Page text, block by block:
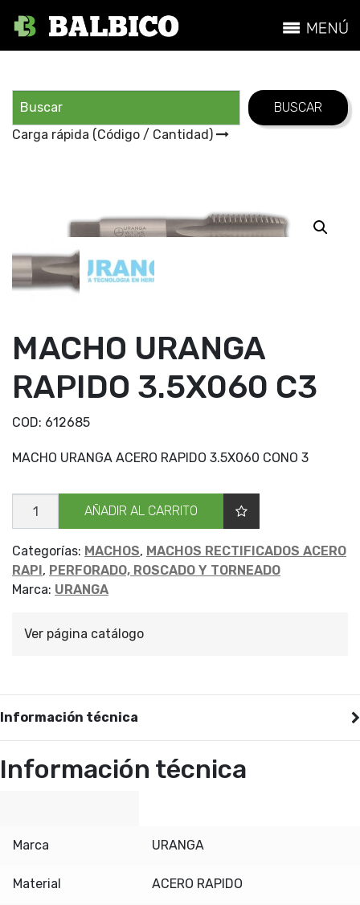
Carga rápida (Código / Cantidad)
MACHO URANGA
RAPIDO 3.5X060 C3
COD: 612685
MACHO URANGA ACERO RAPIDO 3.5X060 CONO 3
MACHO
URANGA
RAPIDO
C3
cantidad
AÑADIR AL CARRITO
Categorías: MACHOS, MACHOS RECTIFICADOS ACERO
RAPI , PERFORADO, ROSCADO Y TORNEADO
Marca: URANGA
Ver página catálogo
Información técnica
Información técnica
Marca URANGA
Material ACERO RAPIDO